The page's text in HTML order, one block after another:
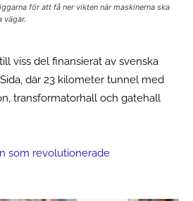
för att få ner vikten när maskinerna ska
vägar.
viss del finansierat av svenska
där 23 kilometer tunnel med
transformatorhall och gatehall
som revolutionerade